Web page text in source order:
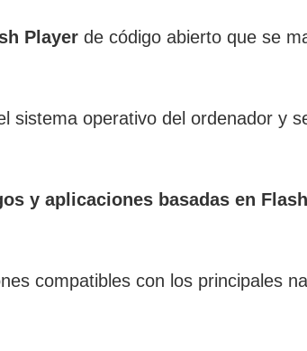
Player de código abierto que se
sistema operativo del ordenador y
y aplicaciones basadas en
compatibles con los principales